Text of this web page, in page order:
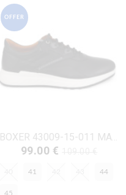
OFFER
BOXER 43009-15-011 ΜΑΥΡΟ ΔΕΡΜΑ
99.00 €
41 44
45